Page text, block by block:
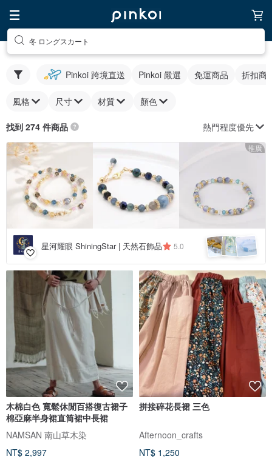
冬 ロングスカート
Pinkoi 跨境直送 Pinkoi 嚴選 免運商品 折扣商
風格 尺寸 材質 顏色
找到 274 件商品 熱門程度優先
推廣
星河耀眼 ShiningStar | 天然石飾品 5.0
木棉白色 寬鬆休閒百搭復古裙子
棉亞麻半身裙直筒裙中長裙
NAMSAN 南山草木染
NT$ 2,997
拼接碎花長裙 三色
Afternoon_crafts
NT$ 1,250